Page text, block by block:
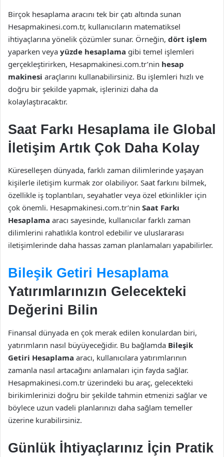
Birçok hesaplama aracını tek bir çatı altında sunan
Hesapmakinesi.com.tr, kullanıcıların matematiksel
ihtiyaçlarına yönelik çözümler sunar. Örneğin, dört işlem
yaparken veya yüzde hesaplama gibi temel işlemleri
gerçekleştirirken, Hesapmakinesi.com.tr’nin hesap
makinesi araçlarını kullanabilirsiniz. Bu işlemleri hızlı ve
doğru bir şekilde yapmak, işlerinizi daha da
kolaylaştıracaktır.
Saat Farkı Hesaplama ile Global
İletişim Artık Çok Daha Kolay
Küreselleşen dünyada, farklı zaman dilimlerinde yaşayan
kişilerle iletişim kurmak zor olabiliyor. Saat farkını bilmek,
özellikle iş toplantıları, seyahatler veya özel etkinlikler için
çok önemli. Hesapmakinesi.com.tr’nin Saat Farkı
Hesaplama aracı sayesinde, kullanıcılar farklı zaman
dilimlerini rahatlıkla kontrol edebilir ve uluslararası
iletişimlerinde daha hassas zaman planlamaları yapabilirler.
Bileşik Getiri Hesaplama
Yatırımlarınızın Gelecekteki
Değerini Bilin
Finansal dünyada en çok merak edilen konulardan biri,
yatırımların nasıl büyüyeceğidir. Bu bağlamda Bileşik
Getiri Hesaplama aracı, kullanıcılara yatırımlarının
zamanla nasıl artacağını anlamaları için fayda sağlar.
Hesapmakinesi.com.tr üzerindeki bu araç, gelecekteki
birikimlerinizi doğru bir şekilde tahmin etmenizi sağlar ve
böylece uzun vadeli planlarınızı daha sağlam temeller
üzerine kurabilirsiniz.
Günlük İhtiyaçlarınız İçin Pratik